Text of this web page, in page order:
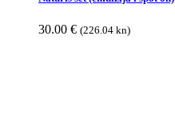
30.00 € (226.04 kn)